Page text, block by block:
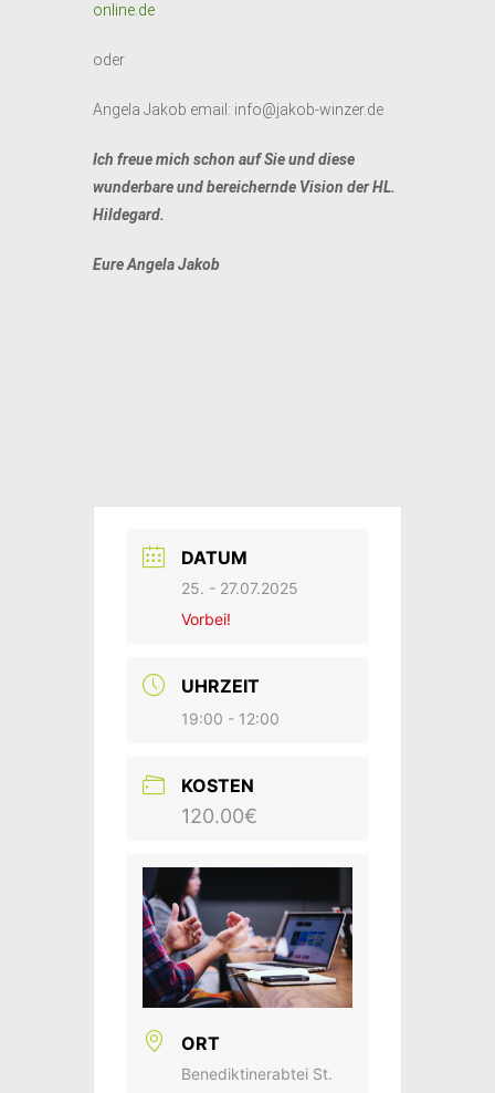
online.de
oder
Angela Jakob email: info@jakob-winzer.de
Ich freue mich schon auf Sie und diese
wunderbare und bereichernde Vision der HL.
Hildegard.
Eure Angela Jakob
DATUM
25. - 27.07.2025
Vorbei!
UHRZEIT
19:00 - 12:00
KOSTEN
120.00€
ORT
Benediktinerabtei St.